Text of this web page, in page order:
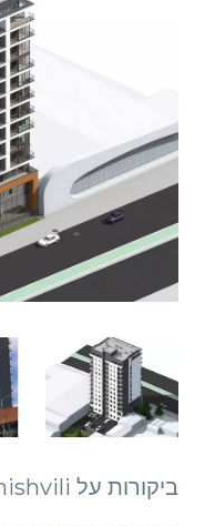
ביקורות על Matrix on Guramishvili